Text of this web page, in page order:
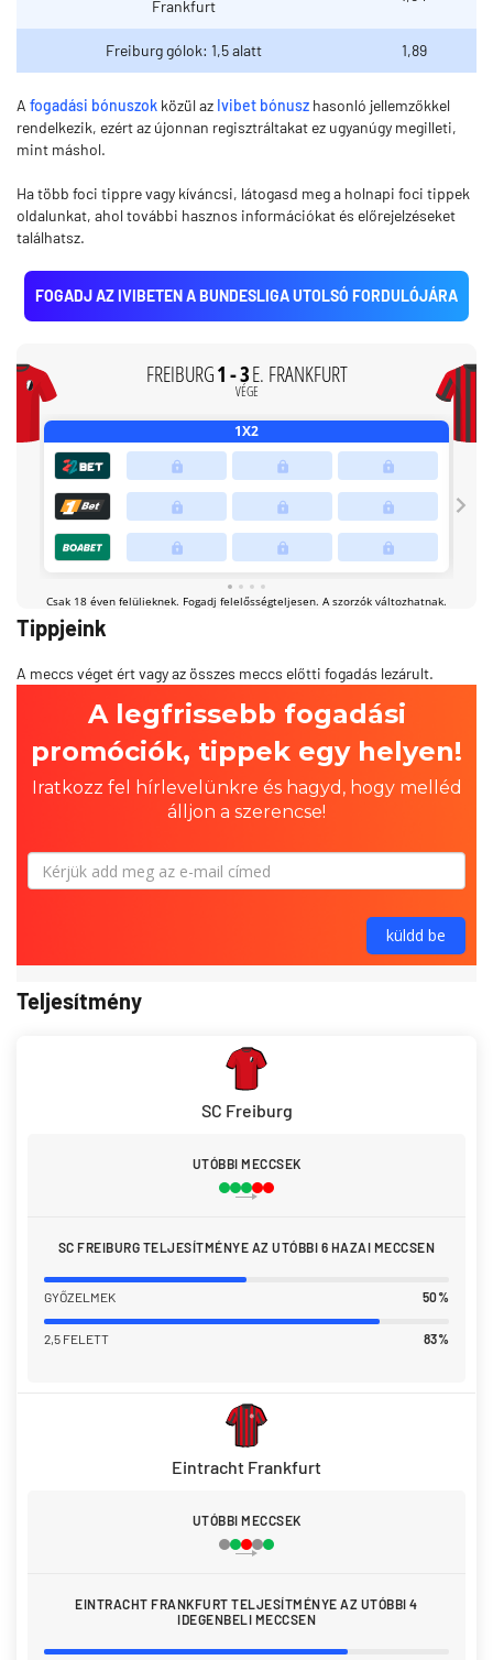
Frankfurt
Freiburg gólok: 1,5 alatt 1,89
A fogadási bónuszok közül az Ivibet bónusz hasonló jellemzőkkel
rendelkezik, ezért az újonnan regisztráltakat ez ugyanúgy megilleti,
mint máshol.
Ha több foci tippre vagy kíváncsi, látogasd meg a holnapi foci tippek
oldalunkat, ahol további hasznos információkat és előrejelzéseket
találhatsz.
FOGADJ AZ IVIBETEN A BUNDESLIGA UTOLSÓ FORDULÓJÁRA
Tippjeink
A meccs véget ért vagy az összes meccs előtti fogadás lezárult.
Teljesítmény
SC Freiburg
UTÓBBI MECCSEK
SC FREIBURG TELJESÍTMÉNYE AZ UTÓBBI 6 HAZAI MECCSEN
GYŐZELMEK 50%
2,5 FELETT 83%
Eintracht Frankfurt
UTÓBBI MECCSEK
EINTRACHT FRANKFURT TELJESÍTMÉNYE AZ UTÓBBI 4
IDEGENBELI MECCSEN